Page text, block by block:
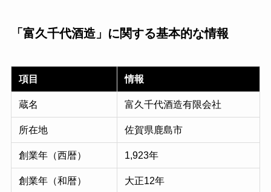
「富久千代酒造」に関する基本的な情報
項目 情報
蔵名 富久千代酒造有限会社
所在地 佐賀県鹿島市
創業年（西暦） 1,923年
創業年（和暦） 大正12年